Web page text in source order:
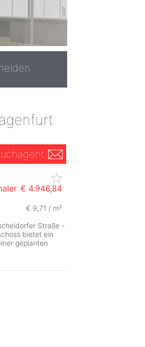
€ 4.946,84
€ 9,71 / m²
Straße -
bietet ein
geplanten